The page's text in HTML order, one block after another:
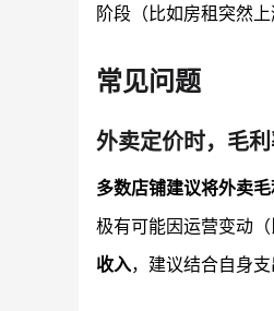
阶段（比如房租突然
常见问题
外卖定价时，毛
多数店铺建议将外卖
极有可能因运营变动
收入，建议结合自身